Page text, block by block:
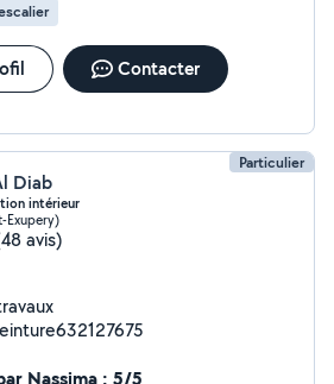
Contacter
Particulier
Diab
intérieur
Exupery)
avis)
Nassima : 5/5